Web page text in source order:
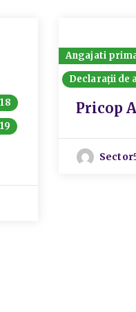
Angajati
Declarații de
Pricop